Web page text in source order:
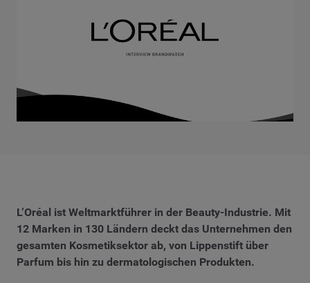
L’Oréal ist Weltmarktführer in der Beauty-Industrie. Mit
12 Marken in 130 Ländern deckt das Unternehmen den
gesamten Kosmetiksektor ab, von Lippenstift über
Parfum bis hin zu dermatologischen Produkten.